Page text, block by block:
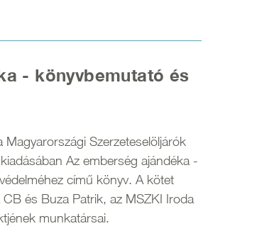
- könyvbemutató és
Szerzeteselöljárók
Az emberség ajándéka -
című könyv. A kötet
és Buza Patrik, az MSZKI Iroda
munkatársai.